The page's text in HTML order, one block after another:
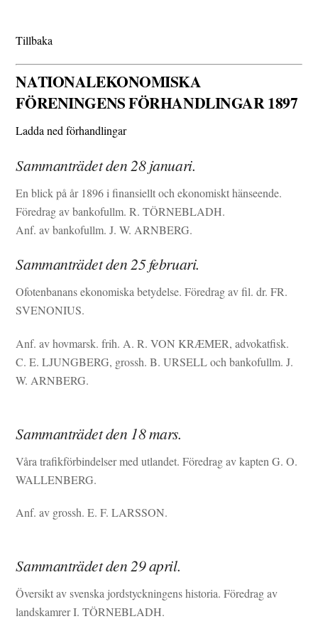
Tillbaka
NATIONALEKONOMISKA
FÖRENINGENS FÖRHANDLINGAR 1897
Ladda ned förhandlingar
Sammanträdet den 28 januari.
En blick på år 1896 i finansiellt och ekonomiskt hänseende.
Föredrag av bankofullm. R. TÖRNEBLADH.
Anf. av bankofullm. J. W. ARNBERG.
Sammanträdet den 25 februari.
Ofotenbanans ekonomiska betydelse. Föredrag av fil. dr. FR.
SVENONIUS.
Anf. av hovmarsk. frih. A. R. VON KRÆMER, advokatfisk.
C. E. LJUNGBERG, grossh. B. URSELL och bankofullm. J.
W. ARNBERG.
Sammanträdet den 18 mars.
Våra trafikförbindelser med utlandet. Föredrag av kapten G. O.
WALLENBERG.
Anf. av grossh. E. F. LARSSON.
Sammanträdet den 29 april.
Översikt av svenska jordstyckningens historia. Föredrag av
landskamrer I. TÖRNEBLADH.